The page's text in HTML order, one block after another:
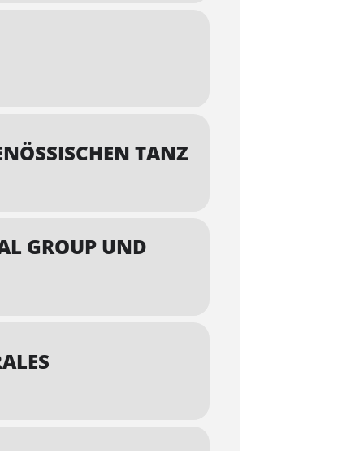
TANZ
GROUP UND